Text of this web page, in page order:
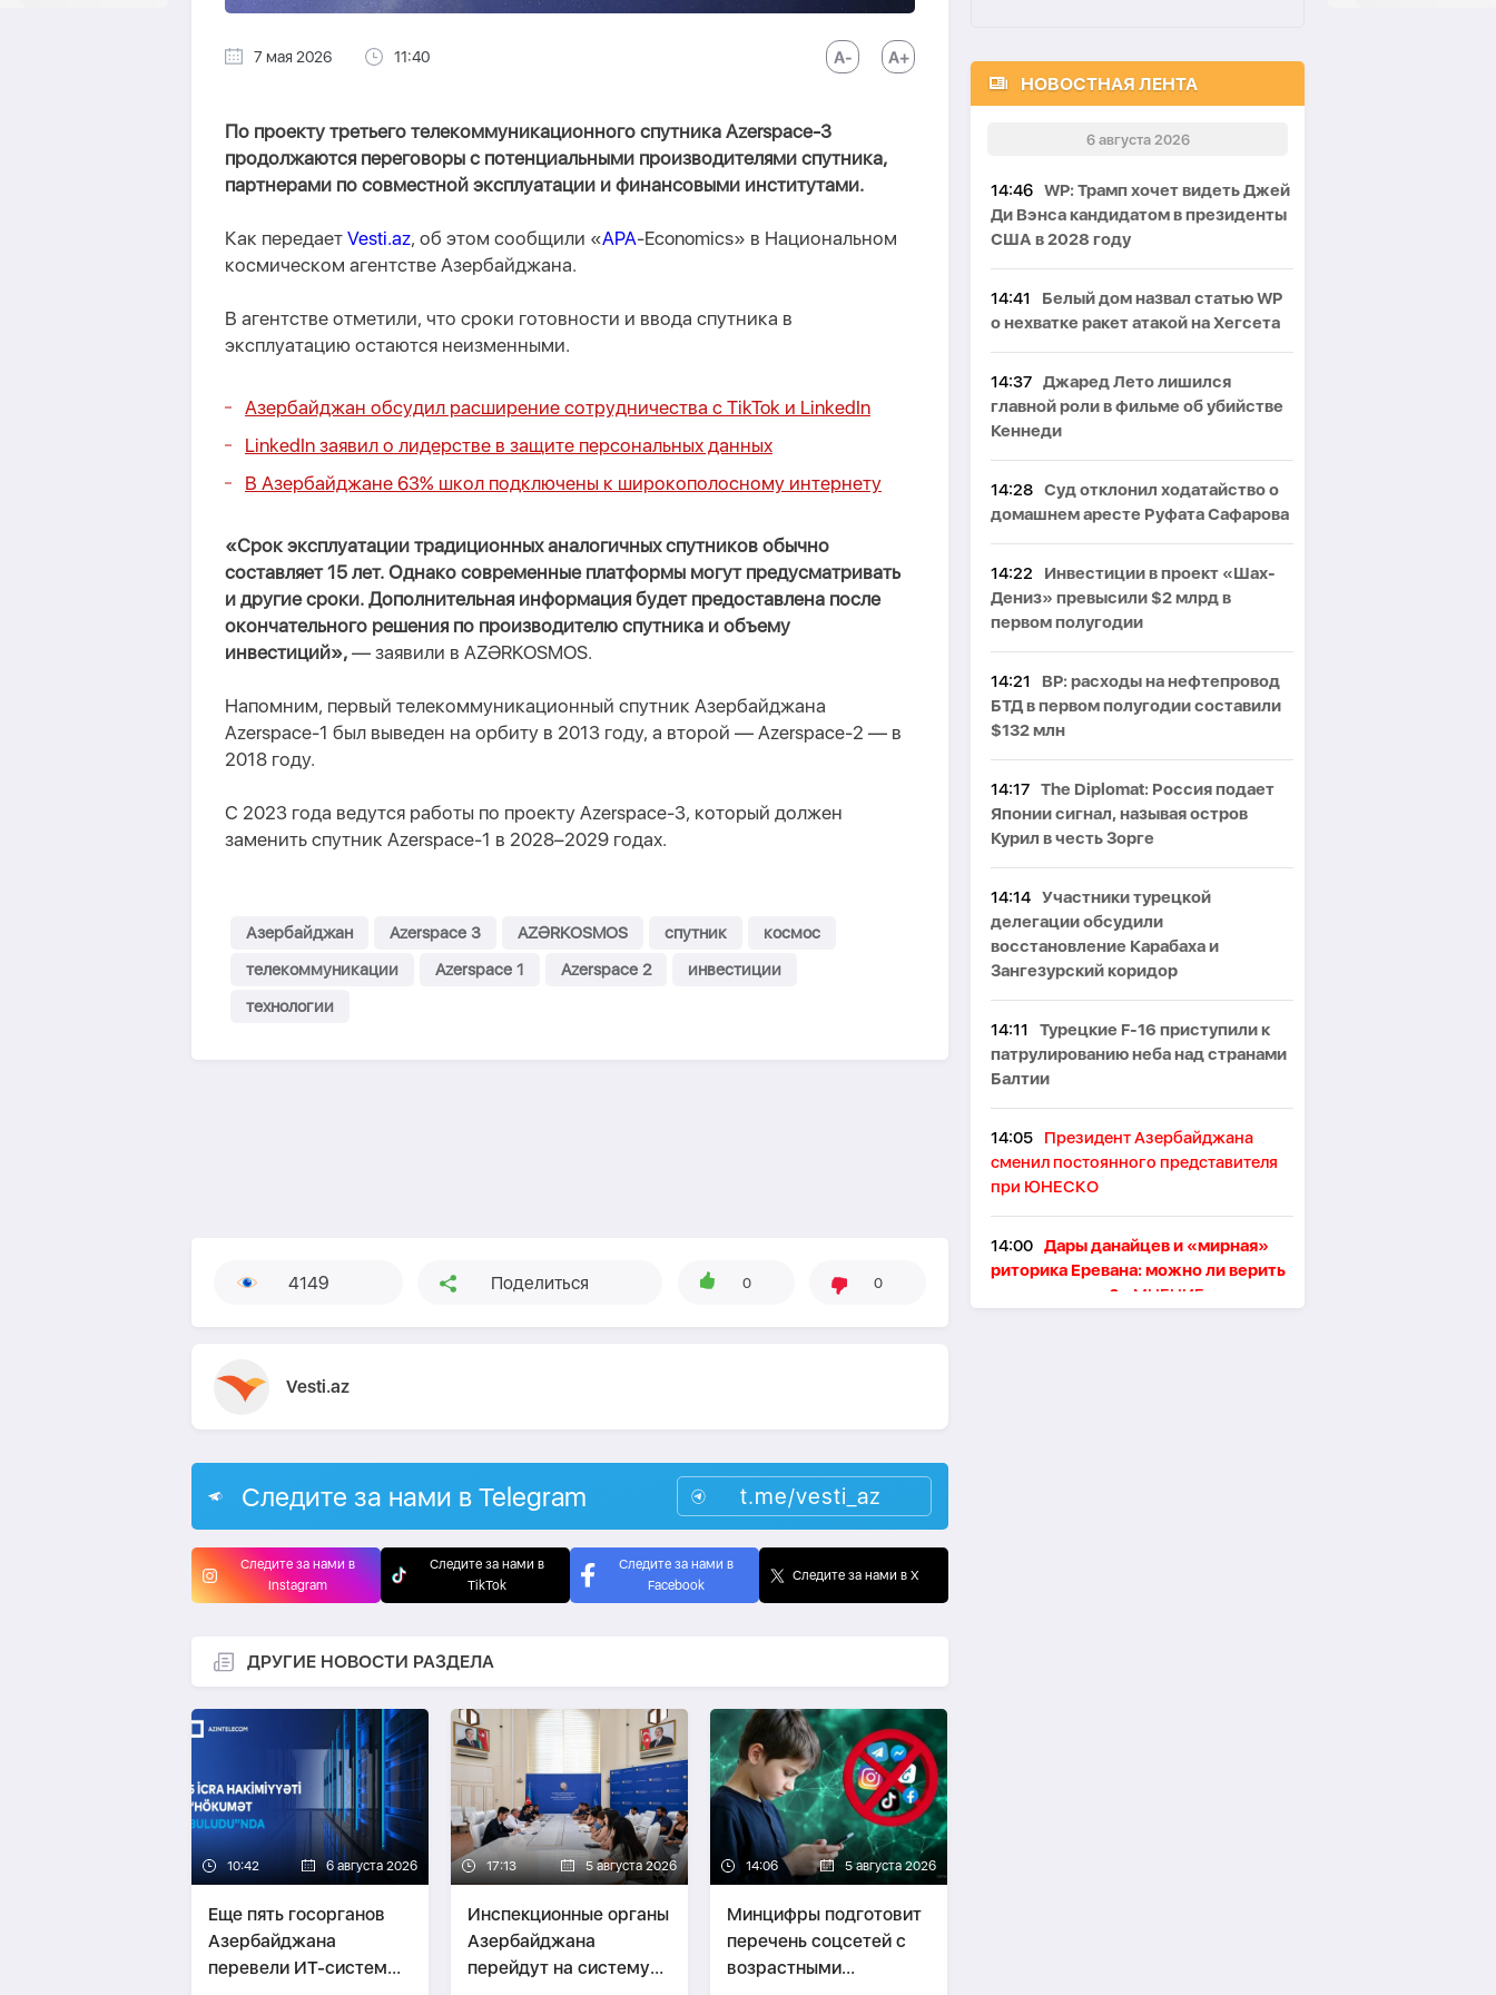
7 мая 2026 11:40
По проекту третьего телекоммуникационного спутника Azerspace-3
продолжаются переговоры с потенциальными производителями спутника,
партнерами по совместной эксплуатации и финансовыми институтами.
Как передает Vesti.az, об этом сообщили «APA-Economics» в Национальном
космическом агентстве Азербайджана.
В агентстве отметили, что сроки готовности и ввода спутника в
эксплуатацию остаются неизменными.
Азербайджан обсудил расширение сотрудничества с TikTok и LinkedIn
LinkedIn заявил о лидерстве в защите персональных данных
В Азербайджане 63% школ подключены к широкополосному интернету
«Срок эксплуатации традиционных аналогичных спутников обычно
составляет 15 лет. Однако современные платформы могут предусматривать
и другие сроки. Дополнительная информация будет предоставлена после
окончательного решения по производителю спутника и объему
инвестиций», — заявили в AZƏRKOSMOS.
Напомним, первый телекоммуникационный спутник Азербайджана
Azerspace-1 был выведен на орбиту в 2013 году, а второй — Azerspace-2 — в
2018 году.
С 2023 года ведутся работы по проекту Azerspace-3, который должен
заменить спутник Azerspace-1 в 2028–2029 годах.
Азербайджан Azerspace 3 AZƏRKOSMOS спутник
космос
телекоммуникации
Azerspace 1 Azerspace 2
инвестиции
технологии
4149 Поделиться 0 0
Vesti.az
Следите за нами в Telegram t.me/vesti_az
Следите за нами в
Instagram
Следите за нами в
TikTok
Следите за нами в
Facebook
Следите за нами в X
ДРУГИЕ НОВОСТИ РАЗДЕЛА
10:42 6 августа 2026
Еще пять госорганов
Азербайджана
перевели ИТ-системы
17:13 5 августа 2026
Инспекционные органы
Азербайджана
перейдут на систему
14:06 5 августа 2026
Минцифры подготовит
перечень соцсетей с
возрастными
НОВОСТНАЯ ЛЕНТА
6 августа 2026
14:46 WP: Трамп хочет видеть Джей
Ди Вэнса кандидатом в президенты
США в 2028 году
14:41
Белый дом назвал статью WP
о нехватке ракет атакой на Хегсета
14:37 Джаред Лето лишился
главной роли в фильме об убийстве
Кеннеди
14:28 Суд отклонил ходатайство о
домашнем аресте Руфата Сафарова
14:22
Инвестиции в проект «Шах-
Дениз» превысили $2 млрд в
первом полугодии
14:21
BP: расходы на нефтепровод
БТД в первом полугодии составили
$132 млн
14:17 The Diplomat: Россия подает
Японии сигнал, называя остров
Курил в честь Зорге
14:14 Участники турецкой
делегации обсудили
восстановление Карабаха и
Зангезурский коридор
14:11
Турецкие F-16 приступили к
патрулированию неба над странами
Балтии
14:05
Президент Азербайджана
сменил постоянного представителя
при ЮНЕСКО
14:00 Дары данайцев и «мирная»
риторика Еревана: можно ли верить
словам о мире? - МНЕНИЕ